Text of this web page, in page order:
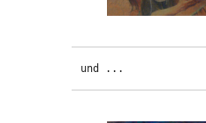
und ...